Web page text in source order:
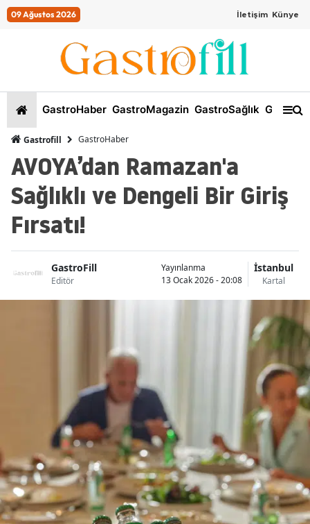
09 Ağustos 2026 İletişim Künye
GastroHaber GastroMagazin GastroSağlık
Gastrofill GastroHaber
AVOYA’dan Ramazan'a
Sağlıklı ve Dengeli Bir Giriş
Fırsatı!
GastroFill
Editör
Yayınlanma
13 Ocak 2026 - 20:08
İstanbul
Kartal